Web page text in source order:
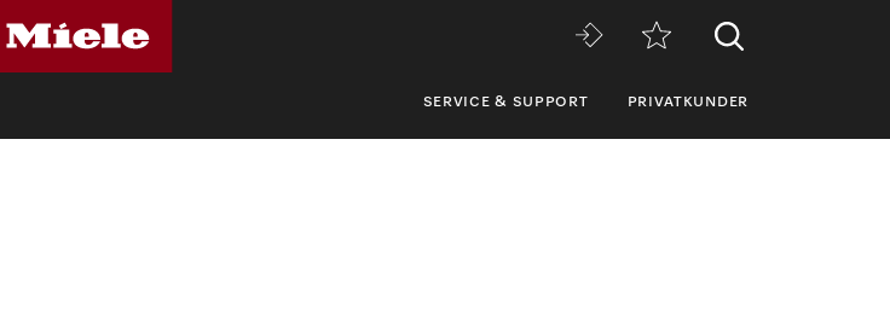
SERVICE & SUPPORT PRIVATKUNDER